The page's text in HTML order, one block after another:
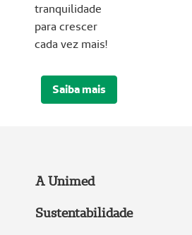
tranquilidade
para crescer
cada vez mais!
Saiba mais
A Unimed
Sustentabilidade